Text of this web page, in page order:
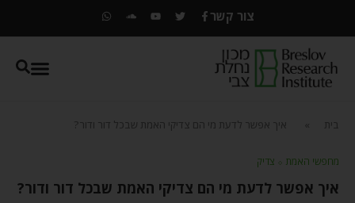
צור קשר
בית איך אפשר לדעת מי הם צדיקי האמת שבכל דור ודור?
מחפשי האמת ⬦ צדיק
איך אפשר לדעת מי הם צדיקי האמת שבכל דור ודור?